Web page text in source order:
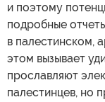
и поэтому
подробные
в палестинском,
этом вызывает
прославляют
палестинцев, но